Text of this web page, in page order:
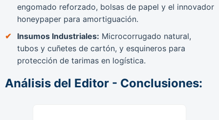
engomado reforzado, bolsas de papel y el innovador
honeypaper para amortiguación.
Insumos Industriales: Microcorrugado natural,
tubos y cuñetes de cartón, y esquineros para
protección de tarimas en logística.
Análisis del Editor - Conclusiones: